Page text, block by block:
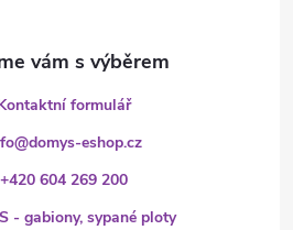
formulář
@domys-eshop.cz
+420 604 269 200
- gabiony, sypané ploty